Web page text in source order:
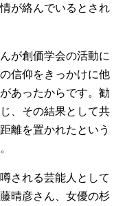
が絡んでいるとされ
が創価学会の活動に
信仰をきっかけに他
あったからです。勧
、その結果として共
離を置かれたという
される芸能人として
晴彦さん、女優の杉